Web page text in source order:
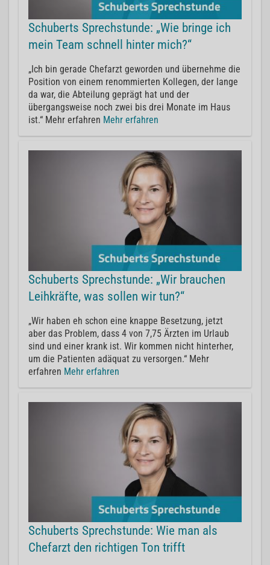
Schuberts Sprechstunde: „Wie bringe ich
mein Team schnell hinter mich?“
„Ich bin gerade Chefarzt geworden und übernehme die
Position von einem renommierten Kollegen, der lange
da war, die Abteilung geprägt hat und der
übergangsweise noch zwei bis drei Monate im Haus
ist.“ Mehr erfahren Mehr erfahren
Schuberts Sprechstunde: „Wir brauchen
Leihkräfte, was sollen wir tun?“
„Wir haben eh schon eine knappe Besetzung, jetzt
aber das Problem, dass 4 von 7,75 Ärzten im Urlaub
sind und einer krank ist. Wir kommen nicht hinterher,
um die Patienten adäquat zu versorgen.“ Mehr
erfahren Mehr erfahren
Schuberts Sprechstunde: Wie man als
Chefarzt den richtigen Ton trifft